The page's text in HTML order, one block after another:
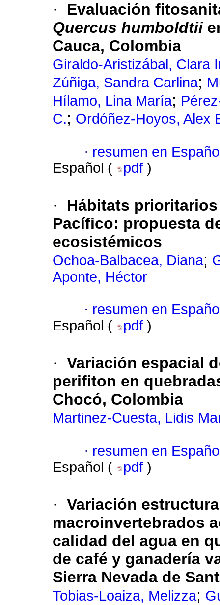
·
Evaluación
Quercus humboldtii
Cauca, Colombia
Giraldo-Aristizábal, Clara
Zúñiga, Sandra Carlina;
Hílamo, Lina María;
C.; Ordóñez-Hoyos, Alex
· resumen en
Español (
pdf )
·
Hábitats
Pacífico: propuesta
ecosistémicos
Ochoa-Balbacea, Diana;
Aponte, Héctor
· resumen en
Español (
pdf )
· Variación espacial
perifiton en
Chocó, Colombia
Martinez-Cuesta, Lidis
· resumen en
Español (
pdf )
· Variación
macroinvertebrados
calidad del agua en
de café y ganadería
Sierra Nevada de
Tobias-Loaiza, Melizza;